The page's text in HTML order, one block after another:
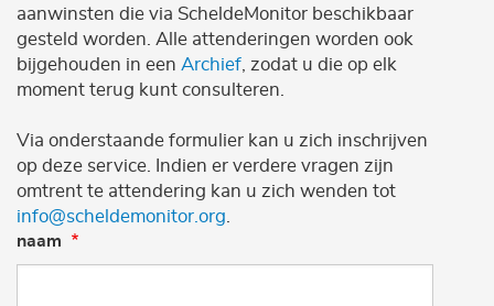
aanwinsten die via ScheldeMonitor beschikbaar
gesteld worden. Alle attenderingen worden ook
bijgehouden in een Archief , zodat u die op elk
moment terug kunt consulteren.
Via onderstaande formulier kan u zich inschrijven
op deze service. Indien er verdere vragen zijn
omtrent te attendering kan u zich wenden tot
info@scheldemonitor.org
naam